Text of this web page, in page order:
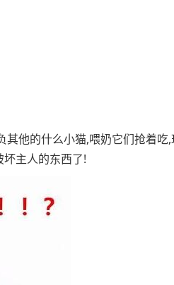
他的什么小猫,喂奶它们抢着吃
主人的东西了!